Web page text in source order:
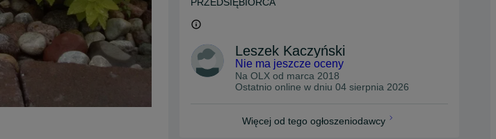
Leszek Kaczyński
Nie ma jeszcze oceny
Na OLX od marca 2018
Ostatnio online w dniu 04 sierpnia 2026
Więcej od tego ogłoszeniodawcy